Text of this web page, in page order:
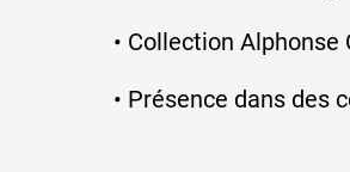
• Collection Alphonse
• Présence dans des